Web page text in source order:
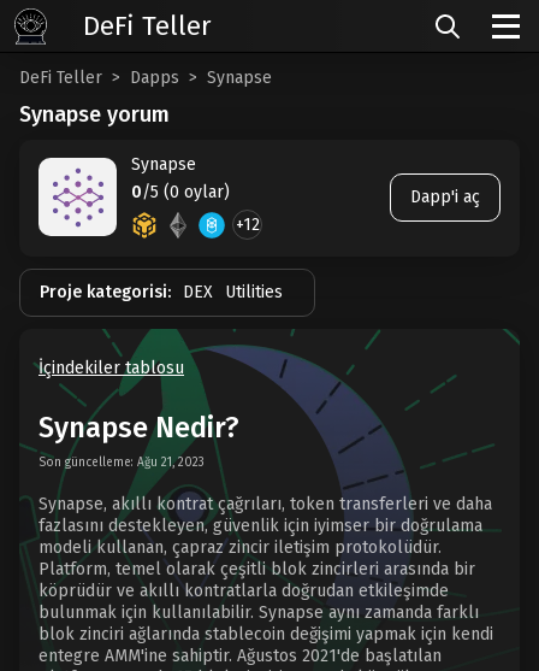
DeFi Teller Dapps Synapse
Synapse yorum
Synapse
+12
0/5 (0 oylar) Dapp'i aç
Proje kategorisi: DEX Utilities
İçindekiler tablosu
Synapse Nedir?
Son güncelleme: Ağu 21, 2023
Synapse, akıllı kontrat çağrıları, token transferleri ve daha
fazlasını destekleyen, güvenlik için iyimser bir doğrulama
modeli kullanan, çapraz zincir iletişim protokolüdür.
Platform, temel olarak çeşitli blok zincirleri arasında bir
köprüdür ve akıllı kontratlarla doğrudan etkileşimde
bulunmak için kullanılabilir. Synapse aynı zamanda farklı
blok zinciri ağlarında stablecoin değişimi yapmak için kendi
entegre AMM'ine sahiptir. Ağustos 2021'de başlatılan
DeFi Teller